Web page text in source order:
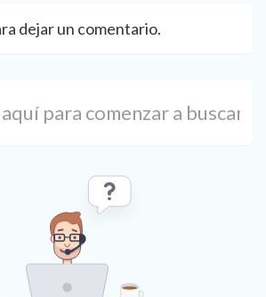
dejar un comentario.